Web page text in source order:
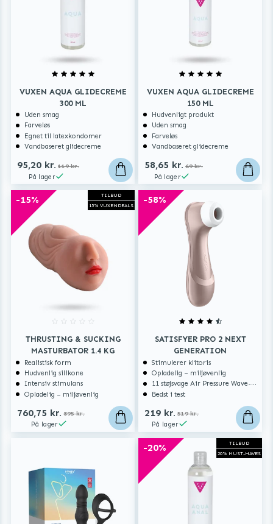
er ikke bare et produkt – det er en
revolution inden for mandlig nydelse. Bestil i dag og
mærk forskellen!
VUXEN AQUA GLIDECREME
300 ML
Uden smag
Farveløs
Egnet til latexkondomer
Vandbaseret glidecreme
95,20 kr. 119 kr.
På lager
VUXEN AQUA GLIDECREME
150 ML
Hudvenligt produkt
Uden smag
Farveløs
Vandbaseret glidecreme
58,65 kr. 69 kr.
På lager
TILBUD
15% VUXENDEALS
-15%
THRUSTING & SUCKING
MASTURBATOR 1.4 KG
Realistisk form
Hudvenlig silikone
Intensiv stimulans
Opladelig – miljøvenlig
760,75 kr. 895 kr.
På lager
-58%
SATISFYER PRO 2 NEXT
GENERATION
Stimulerer klitoris
Opladelig – miljøvenlig
11 støjsvage Air Pressure Wave-programmer
Bedst i test
219 kr. 519 kr.
På lager
TILBUD
20% MUST-HAVES
-20%